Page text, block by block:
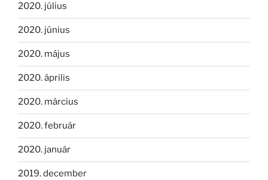
2020. július
2020. június
2020. május
2020. április
2020. március
2020. február
2020. január
2019. december